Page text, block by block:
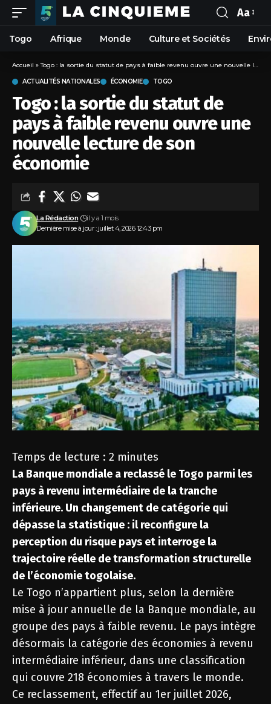
Aa
Togo Afrique Monde Culture et Sociétés
Accueil »Togo : la sortie du statut de pays à faible revenu ouvre une nouvelle lecture de son économie
ACTUALITÉS NATIONALES ÉCONOMIE TOGO
Togo : la sortie du statut de
pays à faible revenu ouvre une
nouvelle lecture de son
économie
Dernière mise à jour : juillet 4, 2026 12:43 pm
La Rédaction il y a 1 mois
Temps de lecture : 2 minutes
La Banque mondiale a reclassé le Togo parmi les
pays à revenu intermédiaire de la tranche
inférieure. Un changement de catégorie qui
dépasse la statistique : il reconfigure la
perception du risque pays et interroge la
trajectoire réelle de transformation structurelle
de l’économie togolaise.
Le Togo n’appartient plus, selon la dernière
mise à jour annuelle de la Banque mondiale, au
groupe des pays à faible revenu. Le pays intègre
désormais la catégorie des économies à revenu
intermédiaire inférieur, dans une classification
qui couvre 218 économies à travers le monde.
Ce reclassement, effectif au 1er juillet 2026,